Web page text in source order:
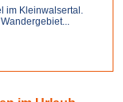
im Kleinwalsertal.